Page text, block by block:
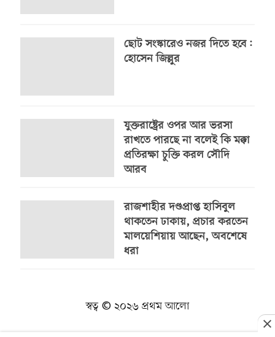
ছোট সংস্কারেও নজর দিতে হবে:
হোসেন জিল্লুর
যুক্তরাষ্ট্রের ওপর আর ভরসা
রাখতে পারছে না বলেই কি মক্কা
প্রতিরক্ষা চুক্তি করল সৌদি
আরব
রাজশাহীর দণ্ডপ্রাপ্ত হাসিবুল
থাকতেন ঢাকায়, প্রচার করতেন
মালয়েশিয়ায় আছেন, অবশেষে
ধরা
স্বত্ব © ২০২৬ প্রথম আলো